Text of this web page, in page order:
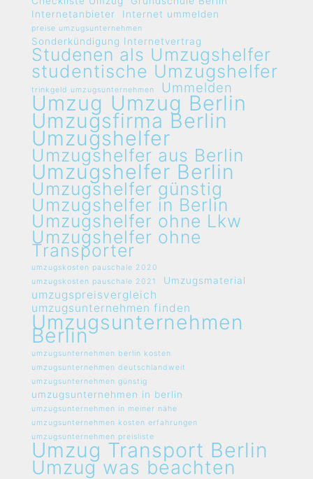
Internetanbieter
Internet ummelden
preise umzugsunternehmen
Sonderkündigung Internetvertrag
Studenen als Umzugshelfer
studentische Umzugshelfer
trinkgeld umzugsunternehmen Ummelden
Umzug Umzug Berlin
Umzugsfirma Berlin
Umzugshelfer
Umzugshelfer aus Berlin
Umzugshelfer Berlin
Umzugshelfer günstig
Umzugshelfer in Berlin
Umzugshelfer ohne Lkw
Umzugshelfer ohne
Transporter
umzugskosten pauschale 2020
umzugskosten pauschale 2021
Umzugsmaterial
umzugspreisvergleich
umzugsunternehmen finden
Umzugsunternehmen
Berlin
umzugsunternehmen berlin kosten
umzugsunternehmen deutschlandweit
umzugsunternehmen günstig
umzugsunternehmen in berlin
umzugsunternehmen in meiner nähe
umzugsunternehmen kosten erfahrungen
umzugsunternehmen preisliste
Umzug Transport Berlin
Umzug was beachten